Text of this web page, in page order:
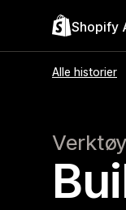
Shopify
Alle historier